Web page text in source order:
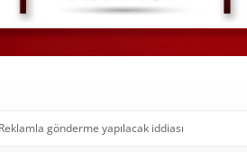
gönderme yapılacak iddiası